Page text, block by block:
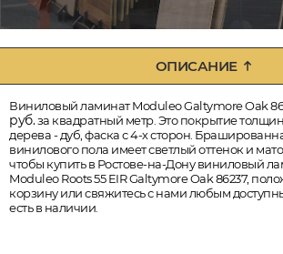
ОПИСАНИЕ
Виниловый ламинат Moduleo Galtymore Oak
руб.за квадратный метр. Это покрытие
дерева - дуб, фаска с 4-х сторон.
винилового пола имеет светлый оттенок и
чтобы купить в Ростове-на-Дону виниловый
Moduleo Roots 55 EIR Galtymore Oak 86237,
корзину или свяжитесь с нами любым
есть в наличии.